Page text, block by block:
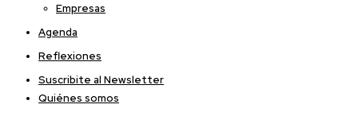
Empresas
Agenda
Reflexiones
Suscribite al Newsletter
Quiénes somos